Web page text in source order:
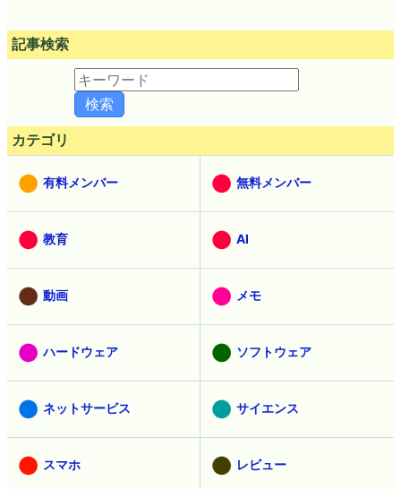
記事検索
カテゴリ
有料メンバー 無料メンバー
教育 AI
動画 メモ
ハードウェア ソフトウェア
ネットサービス サイエンス
スマホ レビュー